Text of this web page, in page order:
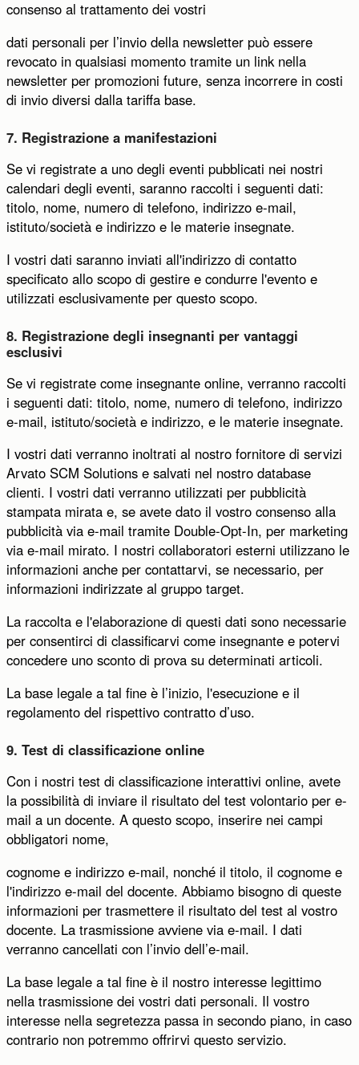
consenso al trattamento dei vostri
dati personali per l’invio della newsletter può essere
revocato in qualsiasi momento tramite un link nella
newsletter per promozioni future, senza incorrere in costi
di invio diversi dalla tariffa base.
7. Registrazione a manifestazioni
Se vi registrate a uno degli eventi pubblicati nei nostri
calendari degli eventi, saranno raccolti i seguenti dati:
titolo, nome, numero di telefono, indirizzo e-mail,
istituto/società e indirizzo e le materie insegnate.
I vostri dati saranno inviati all'indirizzo di contatto
specificato allo scopo di gestire e condurre l'evento e
utilizzati esclusivamente per questo scopo.
8. Registrazione degli insegnanti per vantaggi
esclusivi
Se vi registrate come insegnante online, verranno raccolti
i seguenti dati: titolo, nome, numero di telefono, indirizzo
e-mail, istituto/società e indirizzo, e le materie insegnate.
I vostri dati verranno inoltrati al nostro fornitore di servizi
Arvato SCM Solutions e salvati nel nostro database
clienti. I vostri dati verranno utilizzati per pubblicità
stampata mirata e, se avete dato il vostro consenso alla
pubblicità via e-mail tramite Double-Opt-In, per marketing
via e-mail mirato. I nostri collaboratori esterni utilizzano le
informazioni anche per contattarvi, se necessario, per
informazioni indirizzate al gruppo target.
La raccolta e l'elaborazione di questi dati sono necessarie
per consentirci di classificarvi come insegnante e potervi
concedere uno sconto di prova su determinati articoli.
La base legale a tal fine è l’inizio, l'esecuzione e il
regolamento del rispettivo contratto d’uso.
9. Test di classificazione online
Con i nostri test di classificazione interattivi online, avete
la possibilità di inviare il risultato del test volontario per e-
mail a un docente. A questo scopo, inserire nei campi
obbligatori nome,
cognome e indirizzo e-mail, nonché il titolo, il cognome e
l'indirizzo e-mail del docente. Abbiamo bisogno di queste
informazioni per trasmettere il risultato del test al vostro
docente. La trasmissione avviene via e-mail. I dati
verranno cancellati con l’invio dell’e-mail.
La base legale a tal fine è il nostro interesse legittimo
nella trasmissione dei vostri dati personali. Il vostro
interesse nella segretezza passa in secondo piano, in caso
contrario non potremmo offrirvi questo servizio.